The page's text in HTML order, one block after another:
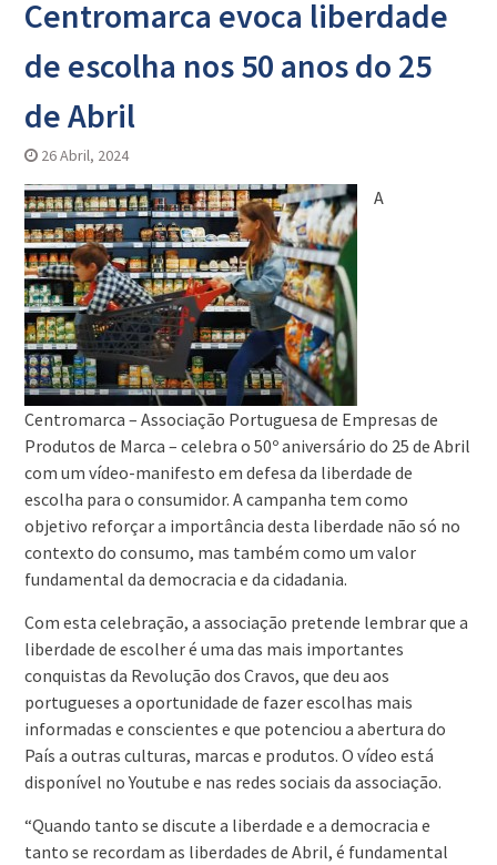
Centromarca evoca liberdade
de escolha nos 50 anos do 25
de Abril
26 Abril, 2024
A
Centromarca – Associação Portuguesa de Empresas de
Produtos de Marca – celebra o 50º aniversário do 25 de Abril
com um vídeo-manifesto em defesa da liberdade de
escolha para o consumidor. A campanha tem como
objetivo reforçar a importância desta liberdade não só no
contexto do consumo, mas também como um valor
fundamental da democracia e da cidadania.
Com esta celebração, a associação pretende lembrar que a
liberdade de escolher é uma das mais importantes
conquistas da Revolução dos Cravos, que deu aos
portugueses a oportunidade de fazer escolhas mais
informadas e conscientes e que potenciou a abertura do
País a outras culturas, marcas e produtos. O vídeo está
disponível no Youtube e nas redes sociais da associação.
“Quando tanto se discute a liberdade e a democracia e
tanto se recordam as liberdades de Abril, é fundamental